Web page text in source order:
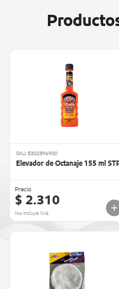
SKU: E302896900
Elevador de Octanaje 155 ml
Precio
$ 2.310
No incluye IVA